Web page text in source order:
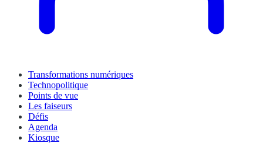
Transformations numériques
Technopolitique
Points de vue
Les faiseurs
Défis
Agenda
Kiosque